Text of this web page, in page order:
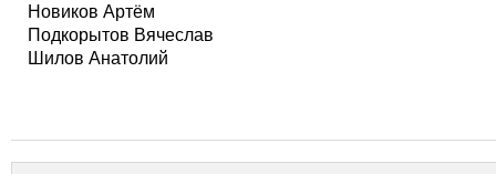
Новиков Артём
Подкорытов Вячеслав
Шилов Анатолий